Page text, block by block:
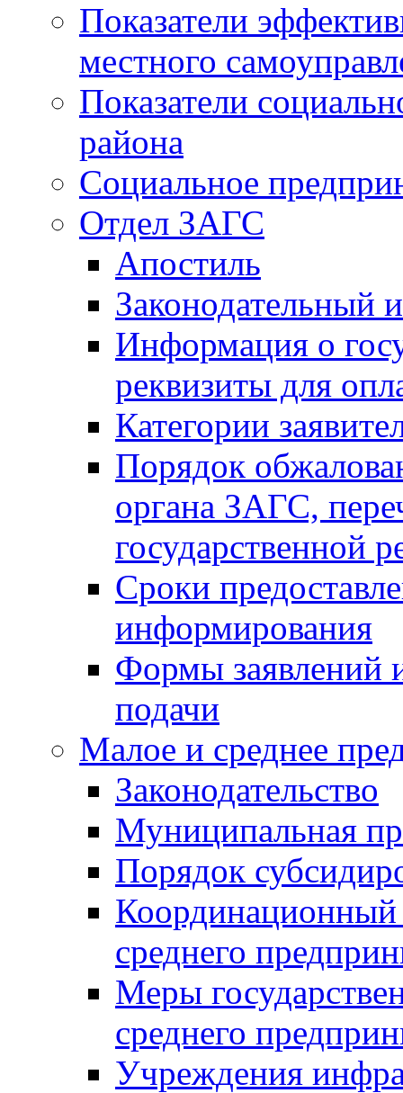
Показатели
местного
Показатели
района
Социальное
Отдел ЗАГС
Апостиль
Законодательный
Информация о
реквизиты для
Категории
Порядок
органа ЗАГС,
государственной
Сроки
информирования
Формы заявлений
подачи
Малое и среднее
Законодательство
Муниципальная
Порядок
Координационный
среднего
Меры
среднего
Учреждения